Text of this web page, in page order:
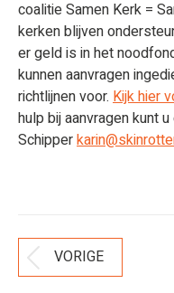
coalitie Samen Kerk =
kerken blijven
er geld is in het
kunnen aanvragen
richtlijnen voor. Kijk hier
hulp bij aanvragen kunt
Schipper
Bericht
Navigatie
VORIGE
bericht